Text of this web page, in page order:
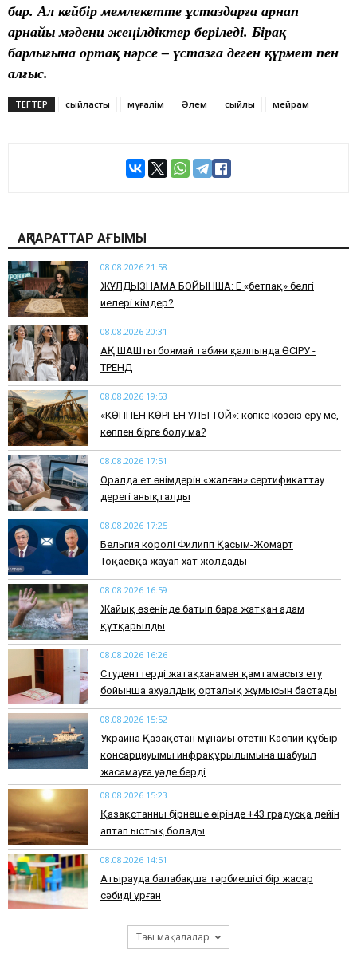
бар. Ал кейбір мемлекетте ұстаздарға арнап
арнайы мәдени жеңілдіктер беріледі. Бірақ
барлығына ортақ нәрсе –ұстазға деген құрмет пен
алғыс.
ТЕГТЕР сыйластық мұғалім Әлем сыйлық мейрам
АҚПАРАТТАР АҒЫМЫ
08.08.2026 21:58
ЖҰЛДЫЗНАМА БОЙЫНША: Ең «бетпақ» белгі
иелері кімдер?
08.08.2026 20:31
АҚ ШАШты боямай табиғи қалпында ӨСІРУ -
ТРЕНД
08.08.2026 19:53
​«КӨППЕН КӨРГЕН ҰЛЫ ТОЙ»: көпке көзсіз еру ме,
көппен бірге болу ма?
08.08.2026 17:51
Оралда ет өнімдерін «жалған» сертификаттау
дерегі анықталды
08.08.2026 17:25
Бельгия королі Филипп Қасым-Жомарт
Тоқаевқа жауап хат жолдады
08.08.2026 16:59
Жайық өзенінде батып бара жатқан адам
құтқарылды
08.08.2026 16:26
Студенттерді жатақханамен қамтамасыз ету
бойынша ахуалдық орталық жұмысын бастады
08.08.2026 15:52
Украина Қазақстан мұнайы өтетін Каспий құбыр
консарциуымы инфрақұрылымына шабуыл
жасамауға уәде берді
08.08.2026 15:23
Қазақстанның бірнеше өңірінде +43 градусқа дейін
аптап ыстық болады
08.08.2026 14:51
Атырауда балабақша тәрбиешісі бір жасар
сәбиді ұрған
Тағы мақалалар